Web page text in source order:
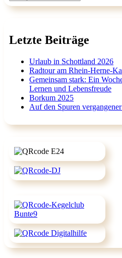
Letzte Beiträge
Urlaub in Schottland 2026
Radtour am Rhein-Herne-
Gemeinsam stark: Ein
Lernen und Lebensfreude
Borkum 2025
Auf den Spuren